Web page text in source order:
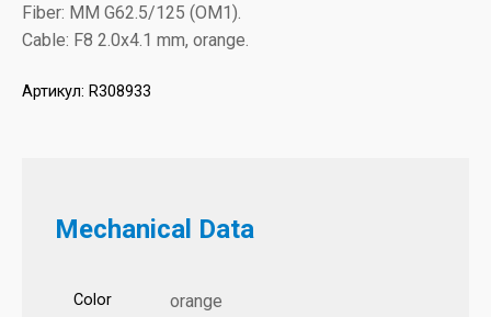
Fiber: MM G62.5/125 (OM1).
Cable: F8 2.0x4.1 mm, orange.
Артикул: R308933
Mechanical Data
Color orange